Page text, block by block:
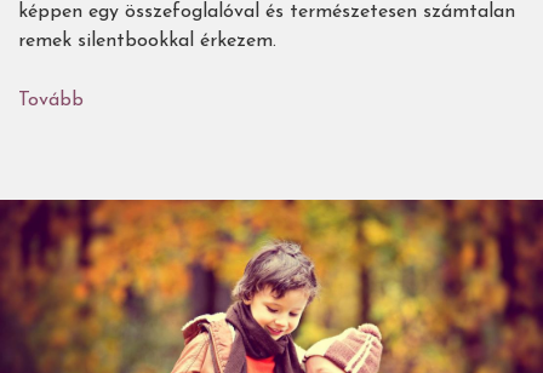
képpen egy összefoglalóval és természetesen számtalan
remek silentbookkal érkezem.
Tovább
tucat
csodás,
szöveg
nélküli
képkönyv
minden